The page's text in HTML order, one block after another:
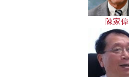
陳家偉